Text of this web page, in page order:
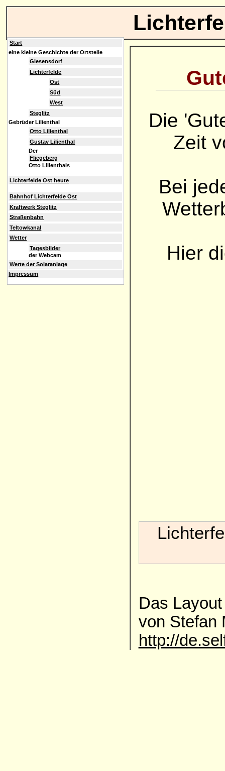
Die
Zeit
Bei
Hier
Das
von Stefan
http://
Start
eine kleine Geschichte der Ortsteile
Giesensdorf
Lichterfelde
Ost
Süd
West
Steglitz
Gebrüder Lilienthal
Otto Lilienthal
Gustav Lilienthal
Der
Fliegeberg
Otto Lilienthals
Lichterfelde Ost heute
Bahnhof Lichterfelde Ost
Kraftwerk Steglitz
Straßenbahn
Teltowkanal
Wetter
Tagesbilder
der Webcam
Werte der Solaranlage
Impressum